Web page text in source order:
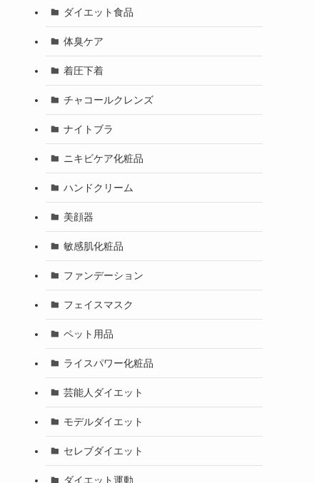
ダイエット食品
体臭ケア
着圧下着
チャコールクレンズ
ナイトブラ
ニキビケア化粧品
ハンドクリーム
美顔器
敏感肌化粧品
ファンデーション
フェイスマスク
ペット用品
ライスパワー化粧品
芸能人ダイエット
モデルダイエット
セレブダイエット
ダイエット運動